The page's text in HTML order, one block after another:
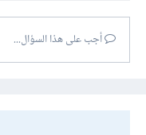
أجب على هذا السؤال...